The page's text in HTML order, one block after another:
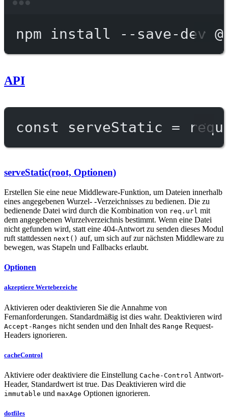
npm install --save-dev
API
const serveStatic =
serveStatic(root, Optionen)
Erstellen Sie eine neue Middleware-Funktion, um Dateien innerhalb
eines angegebenen Wurzel- -Verzeichnisses zu bedienen. Die zu
bedienende Datei wird durch die Kombination von req.url mit
dem angegebenen Wurzelverzeichnis bestimmt. Wenn eine Datei
nicht gefunden wird, statt eine 404-Antwort zu senden dieses Modul
ruft stattdessen next() auf, um sich auf zur nächsten Middleware zu
bewegen, was Stapeln und Fallbacks erlaubt.
Optionen
akzeptiere Wertebereiche
Aktivieren oder deaktivieren Sie die Annahme von
Fernanforderungen. Standardmäßig ist dies wahr. Deaktivieren wird
Accept-Ranges nicht senden und den Inhalt des Range Request-
Headers ignorieren.
cacheControl
Aktiviere oder deaktiviere die Einstellung Cache-Control Antwort-
Header, Standardwert ist true. Das Deaktivieren wird die
immutable und maxAge Optionen ignorieren.
dotfiles